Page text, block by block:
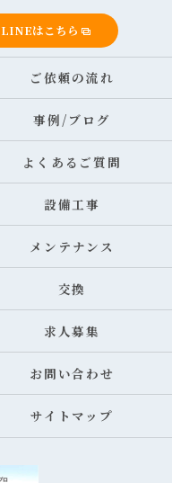
LINEはこちら
ご依頼の流れ
事例/ブログ
よくあるご質問
設備工事
メンテナンス
交換
求人募集
お問い合わせ
サイトマップ